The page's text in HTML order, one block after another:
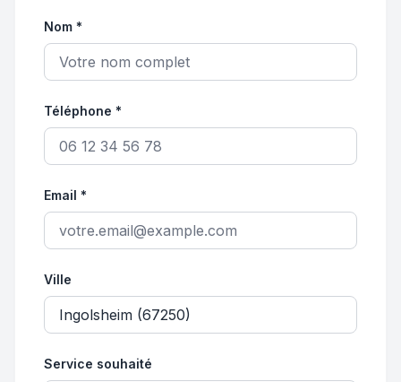
Nom *
Téléphone *
Email *
Ville
Service souhaité